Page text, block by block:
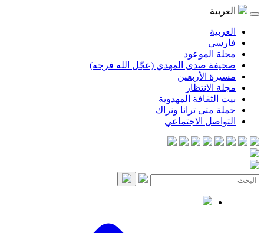
المهدي (عجّل الله فرجه)
المهدوية
ترانا ونراك
الاجتماعي